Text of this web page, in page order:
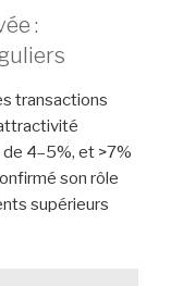
:
transactions
4–5%, et >7%
son rôle
supérieurs